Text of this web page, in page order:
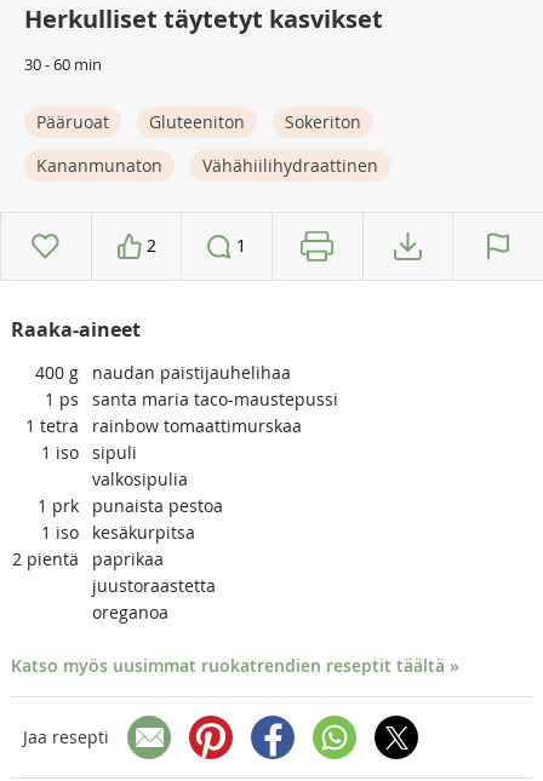
Herkulliset täytetyt kasvikset
30 - 60 min
Pääruoat Gluteeniton
Sokeriton
Kananmunaton
Vähähiilihydraattinen
2 1
Raaka-aineet
400 g
naudan paistijauhelihaa
1 ps
santa maria taco-maustepussi
1 tetra
rainbow tomaattimurskaa
1 iso sipuli
valkosipulia
1 prk
punaista pestoa
1 iso
kesäkurpitsa
2 pientä
paprikaa
juustoraastetta
oreganoa
Katso myös uusimmat ruokatrendien reseptit täältä »
Jaa resepti